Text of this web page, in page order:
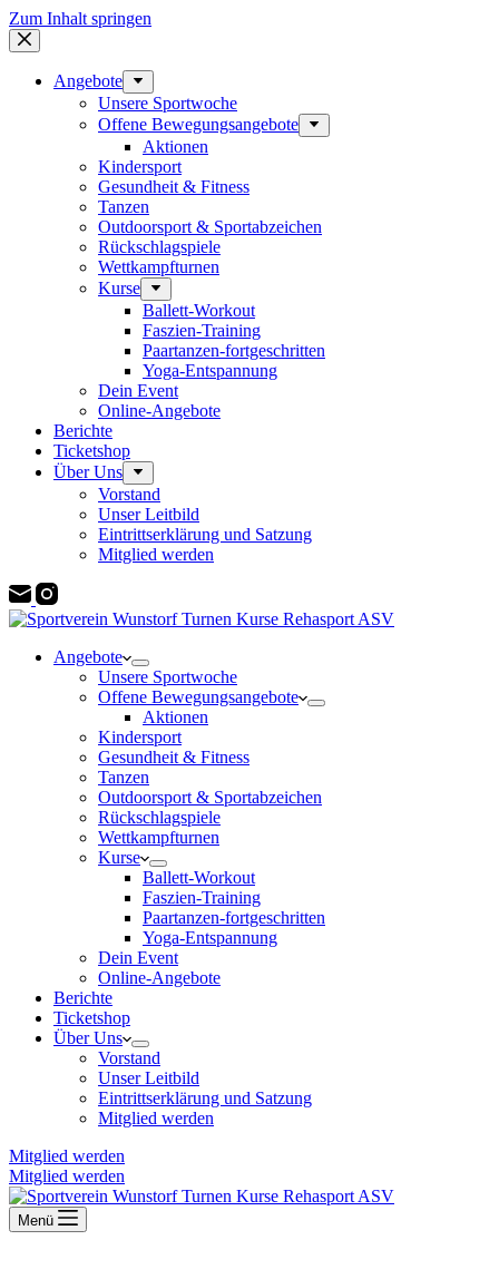
Zum Inhalt springen
Angebote
Unsere Sportwoche
Offene Bewegungsangebote
Aktionen
Kindersport
Gesundheit & Fitness
Tanzen
Outdoorsport & Sportabzeichen
Rückschlagspiele
Wettkampfturnen
Kurse
Ballett-Workout
Faszien-Training
Paartanzen-fortgeschritten
Yoga-Entspannung
Dein Event
Online-Angebote
Berichte
Ticketshop
Über Uns
Vorstand
Unser Leitbild
Eintrittserklärung und Satzung
Mitglied werden
Angebote
Unsere Sportwoche
Offene Bewegungsangebote
Aktionen
Kindersport
Gesundheit & Fitness
Tanzen
Outdoorsport & Sportabzeichen
Rückschlagspiele
Wettkampfturnen
Kurse
Ballett-Workout
Faszien-Training
Paartanzen-fortgeschritten
Yoga-Entspannung
Dein Event
Online-Angebote
Berichte
Ticketshop
Über Uns
Vorstand
Unser Leitbild
Eintrittserklärung und Satzung
Mitglied werden
Mitglied werden
Mitglied werden
Menü